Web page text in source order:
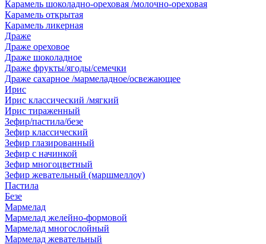
Карамель шоколадно-ореховая /молочно-ореховая
Карамель открытая
Карамель ликерная
Драже
Драже ореховое
Драже шоколадное
Драже фрукты/ягоды/семечки
Драже сахарное /мармеладное/освежающее
Ирис
Ирис классический /мягкий
Ирис тираженный
Зефир/пастила/безе
Зефир классический
Зефир глазированный
Зефир с начинкой
Зефир многоцветный
Зефир жевательный (маршмеллоу)
Пастила
Безе
Мармелад
Мармелад желейно-формовой
Мармелад многослойный
Мармелад жевательный